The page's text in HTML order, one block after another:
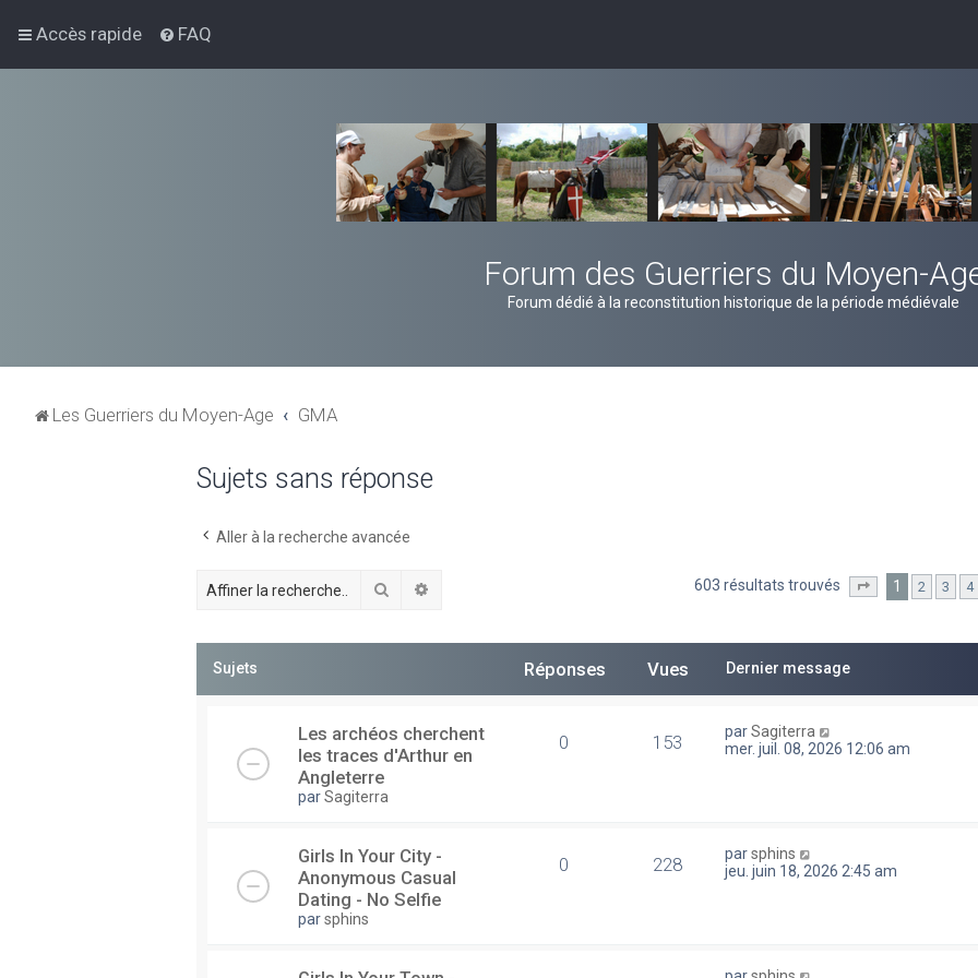
Accès rapide FAQ
Forum des Guerriers du Moyen-
Forum dédié à la reconstitution historique de la période médiévale
Les Guerriers du Moyen-Age GMA
Sujets sans réponse
Aller à la recherche avancée
Rechercher 603 résultats trouvés Page sur 13
1 2 3 4
Sujets Réponses Vues Dernier message
Les archéos cherchent
les traces d'Arthur en
Angleterre
parSagiterra
0 153 parSagiterra
mer. juil. 08, 2026 12:06 am
Girls In Your City -
Anonymous Casual
Dating - No Selfie
parsphins
0 228 parsphins
jeu. juin 18, 2026 2:45 am